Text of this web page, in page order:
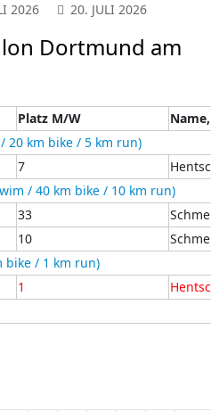
2026 20. JULI 2026
Dortmund am
Platz M/W
20 km bike / 5 km run)
7
/ 40 km bike / 10 km run)
33
10
bike / 1 km run)
1